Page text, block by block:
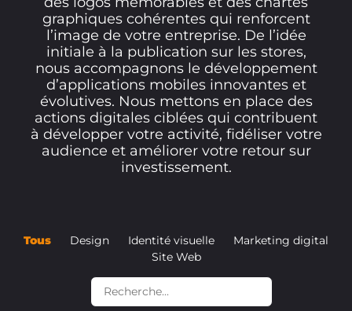
graphiques cohérentes qui renforcent
l’image de votre entreprise. De l’idée
initiale à la publication sur les stores,
nous accompagnons le développement
d’applications mobiles innovantes et
évolutives. Nous mettons en place des
actions digitales ciblées qui contribuent
à développer votre activité, fidéliser votre
audience et améliorer votre retour sur
investissement.
Tous Design Identité visuelle
Marketing digital
Site Web